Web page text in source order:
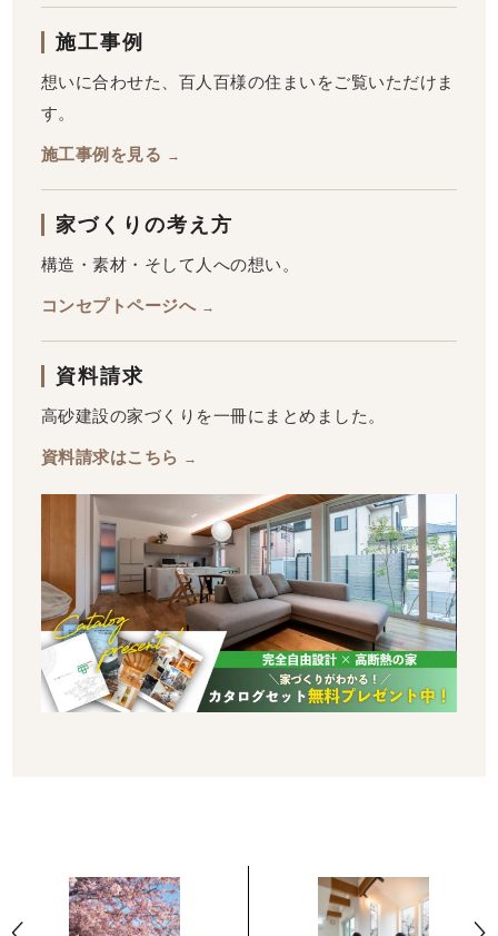
施工事例
想いに合わせた、百人百様の住まいをご覧いただけま
す。
施工事例を見る →
家づくりの考え方
構造・素材・そして人への想い。
コンセプトページへ →
資料請求
高砂建設の家づくりを一冊にまとめました。
資料請求はこちら →